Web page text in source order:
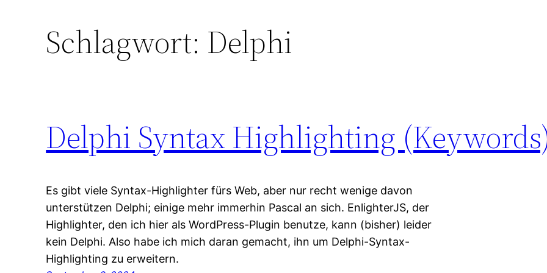
Schlagwort: Delphi
Delphi Syntax Highlighting
Es gibt viele Syntax-Highlighter fürs Web, aber nur recht wenige davon
unterstützen Delphi; einige mehr immerhin Pascal an sich. EnlighterJS, der
Highlighter, den ich hier als WordPress-Plugin benutze, kann (bisher) leider
kein Delphi. Also habe ich mich daran gemacht, ihn um Delphi-Syntax-
Highlighting zu erweitern.